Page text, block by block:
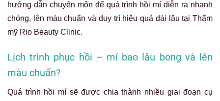
hướng dẫn chuyên môn để quá trình hồi mí diễn ra nhanh
chóng, lên màu chuẩn và duy trì hiệu quả dài lâu tại Thẩm
mỹ Rio Beauty Clinic.
Lịch trình phục hồi – mí bao lâu bong và lên
màu chuẩn?
Quá trình hồi mí sẽ được chia thành nhiều giai đoạn cụ